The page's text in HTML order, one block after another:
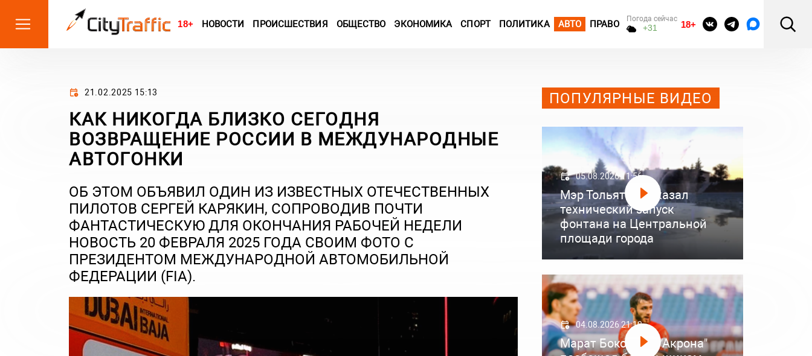
18+ НОВОСТИ ПРОИСШЕСТВИЯ ОБЩЕСТВО ЭКОНОМИКА СПОРТ ПОЛИТИКА АВТО ПРАВО Погода сейчас
+31 18+
21.02.2025 15:13
КАК НИКОГДА БЛИЗКО СЕГОДНЯ
ВОЗВРАЩЕНИЕ РОССИИ В МЕЖДУНАРОДНЫЕ
АВТОГОНКИ
ОБ ЭТОМ ОБЪЯВИЛ ОДИН ИЗ ИЗВЕСТНЫХ ОТЕЧЕСТВЕННЫХ
ПИЛОТОВ СЕРГЕЙ КАРЯКИН, СОПРОВОДИВ ПОЧТИ
ФАНТАСТИЧЕСКУЮ ДЛЯ ОКОНЧАНИЯ РАБОЧЕЙ НЕДЕЛИ
НОВОСТЬ 20 ФЕВРАЛЯ 2025 ГОДА СВОИМ ФОТО С
ПРЕЗИДЕНТОМ МЕЖДУНАРОДНОЙ АВТОМОБИЛЬНОЙ
ФЕДЕРАЦИИ (FIA).
ПОПУЛЯРНЫЕ ВИДЕО
05.08.2026 11:56
Мэр Тольятти показал
технический запуск
фонтана на Центральной
площади города
04.08.2026 21:18
Марат Бокоев из "Акрона"